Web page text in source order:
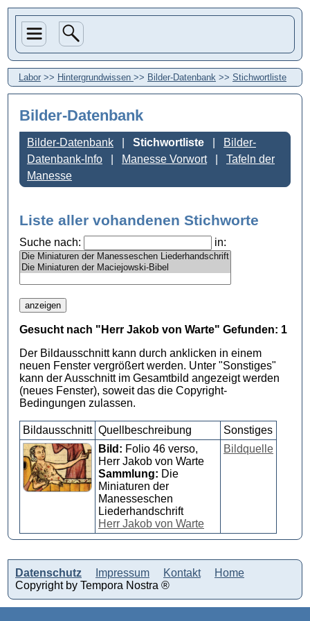
Labor >> Hintergrundwissen >> Bilder-Datenbank >> Stichwortliste
Bilder-Datenbank
Bilder-Datenbank Stichwortliste
Bilder-
Datenbank-Info
Manesse Vorwort
Tafeln der
Manesse
Liste aller vohandenen Stichworte
Suche nach: in:
Gesucht nach "Herr Jakob von Warte" Gefunden: 1
Der Bildausschnitt kann durch anklicken in einem
neuen Fenster vergrößert werden. Unter "Sonstiges"
kann der Ausschnitt im Gesamtbild angezeigt werden
(neues Fenster), soweit das die Copyright-
Bedingungen zulassen.
Bildausschnitt Quellbeschreibung
Sonstiges
Bild: Folio 46 verso,
Herr Jakob von Warte
Sammlung: Die
Miniaturen der
Manesseschen
Liederhandschrift
Herr Jakob von Warte
Bildquelle
Datenschutz Impressum Kontakt
Home
Copyright by Tempora Nostra ®